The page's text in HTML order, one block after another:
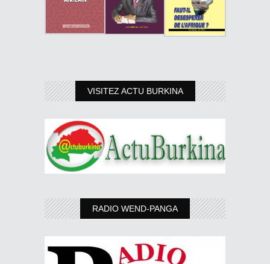
VISITEZ ACTU BURKINA
RADIO WEND-PANGA